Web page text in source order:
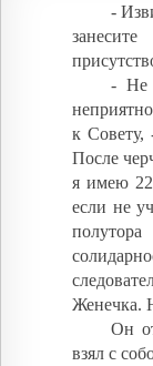
-
- Не
к Совету,
После
я имею
если не
Женечка.
Он
взял с